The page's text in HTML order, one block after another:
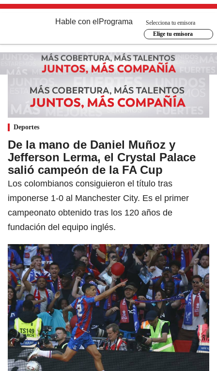
Hable con el Programa
Selecciona tu emisora
Elige tu emisora
Deportes
De la mano de Daniel Muñoz y
Jefferson Lerma, el Crystal Palace
salió campeón de la FA Cup
Los colombianos consiguieron el título tras
imponerse 1-0 al Manchester City. Es el primer
campeonato obtenido tras los 120 años de
fundación del equipo inglés.